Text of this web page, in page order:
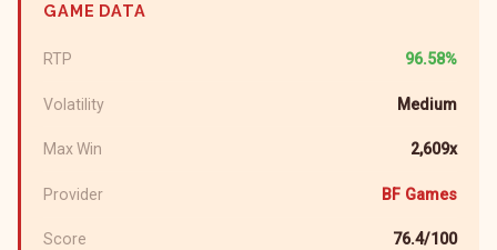
GAME DATA
RTP 96.58%
Volatility Medium
Max Win 2,609x
Provider BF Games
Score 76.4/100